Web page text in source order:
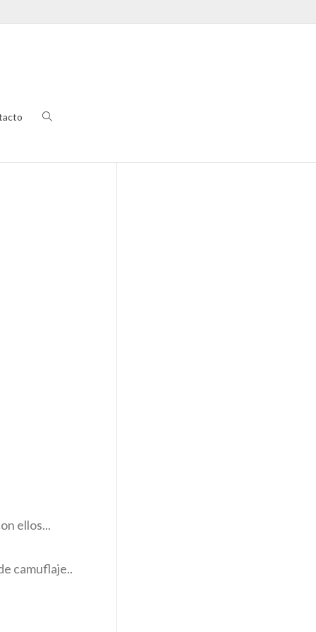
ellos...
camuflaje..